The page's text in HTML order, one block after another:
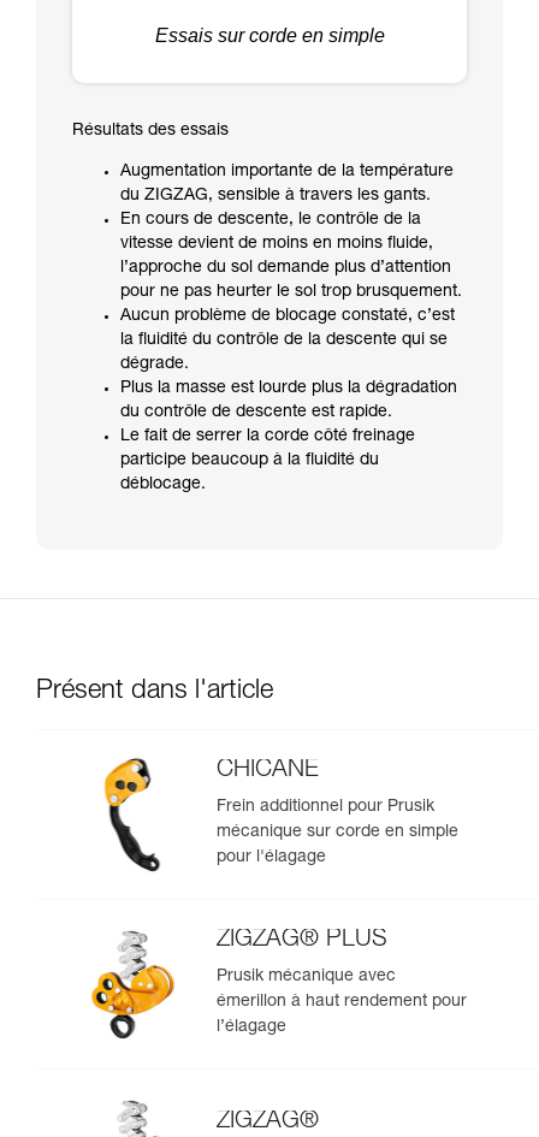
Essais sur corde en simple
Résultats des essais
Augmentation importante de la température
du ZIGZAG, sensible à travers les gants.
En cours de descente, le contrôle de la
vitesse devient de moins en moins fluide,
l’approche du sol demande plus d’attention
pour ne pas heurter le sol trop brusquement.
Aucun problème de blocage constaté, c’est
la fluidité du contrôle de la descente qui se
dégrade.
Plus la masse est lourde plus la dégradation
du contrôle de descente est rapide.
Le fait de serrer la corde côté freinage
participe beaucoup à la fluidité du
déblocage.
Présent dans l'article
CHICANE
Frein additionnel pour Prusik
mécanique sur corde en simple
pour l'élagage
ZIGZAG® PLUS
Prusik mécanique avec
émerillon à haut rendement pour
l’élagage
ZIGZAG®